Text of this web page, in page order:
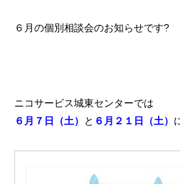
６月の個別相談会のお知らせです?
ニコサービス城東センターでは
６月７日（土）
と ６月２１日（土）